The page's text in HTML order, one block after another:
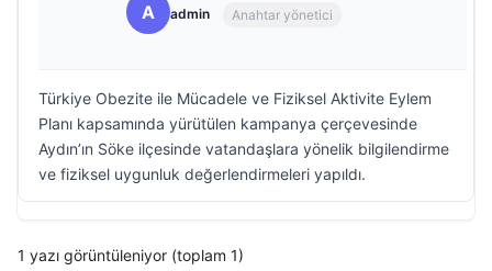
A admin Anahtar yönetici
Türkiye Obezite ile Mücadele ve Fiziksel Aktivite Eylem
Planı kapsamında yürütülen kampanya çerçevesinde
Aydın’ın Söke ilçesinde vatandaşlara yönelik bilgilendirme
ve fiziksel uygunluk değerlendirmeleri yapıldı.
1 yazı görüntüleniyor (toplam 1)